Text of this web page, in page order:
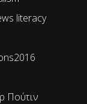
literacy
Πούτιν